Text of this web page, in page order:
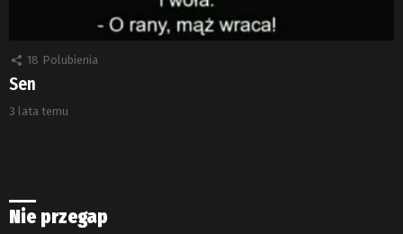
18 Polubienia
Sen
3 lata temu
Nie przegap